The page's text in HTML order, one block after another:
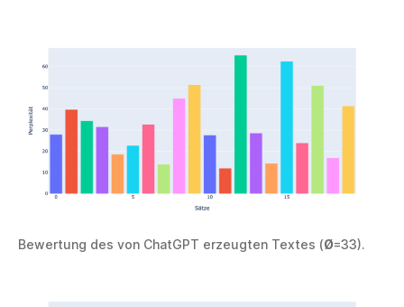
Bewertung des von ChatGPT erzeugten Textes (Ø=33).